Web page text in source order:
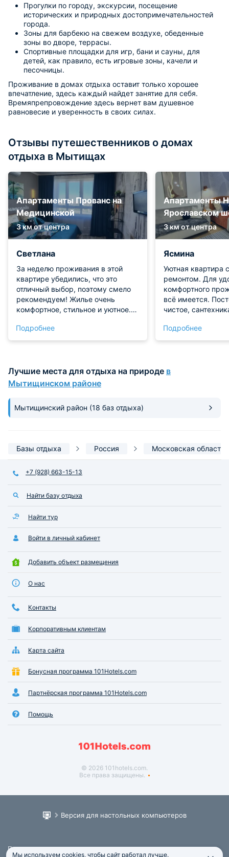
Прогулки по городу, экскурсии, посещение
исторических и природных достопримечательностей
города.
Зоны для барбекю на свежем воздухе, обеденные
зоны во дворе, террасы.
Спортивные площадки для игр, бани и сауны, для
детей, как правило, есть игровые зоны, качели и
песочницы.
Проживание в домах отдыха оставит только хорошее
впечатление, здесь каждый найдет занятие для себя.
Времяпрепровождение здесь вернет вам душевное
равновесие и уверенность в своих силах.
Отзывы путешественников о домах
отдыха в Мытищах
Апартаменты Прованс на
Медицинской
3 км от центра
Светлана
За неделю проживания в этой
квартире убедились, что это
отличный выбор, поэтому смело
рекомендуем! Жилье очень
комфортное, стильное и уютное.
гостей: в ванной приготовлены
чистые мягкие полотенца и
рабочем состоянии, так что
готовить было одно удовольствие.
Остались самые приятные
Подробнее
Апартаменты
Ярославском
3 км от центра
Ясмина
Уютная квартира
ремонтом. Для
комфортного
всё имеется.
чистое,
готовки.
довольны!
Подробнее
Лучшие места для отдыха на природе в
Мытищинском районе
Мытищинский район (18 баз отдыха)
Базы отдыха Россия Московская область
+7 (928) 663-15-13
Найти базу отдыха
Найти тур
Войти в личный кабинет
Добавить объект размещения
О нас
Контакты
Корпоративным клиентам
Карта сайта
Бонусная программа 101Hotels.com
Партнёрская программа 101Hotels.com
Помощь
© 2026 101hotels.com.
Все права защищены.
Версия для настольных компьютеров
Пользовательское соглашение
Мы используем cookies, чтобы сайт работал лучше.